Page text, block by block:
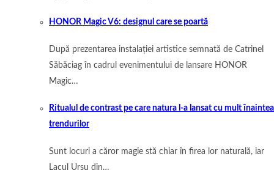
HONOR Magic V6: designul care se poartă
După prezentarea instalației artistice semnată de Catrinel
Săbăciag în cadrul evenimentului de lansare HONOR
Magic…
Ritualul de contrast pe care natura l-a lansat cu mult înaintea
trendurilor
Sunt locuri a căror magie stă chiar în firea lor naturală, iar
Lacul Ursu din…